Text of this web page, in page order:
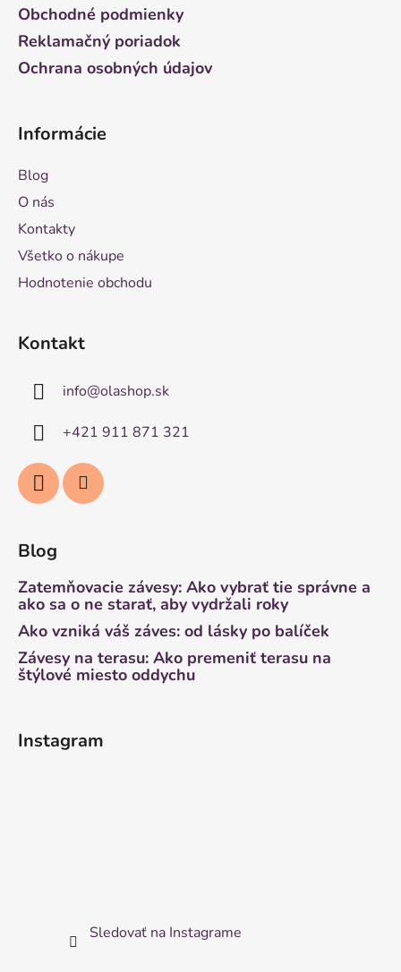
Obchodné podmienky
Reklamačný poriadok
Ochrana osobných údajov
Informácie
Blog
O nás
Kontakty
Všetko o nákupe
Hodnotenie obchodu
Kontakt
info@olashop.sk
+421 911 871 321
Blog
Zatemňovacie závesy: Ako vybrať tie správne a
ako sa o ne starať, aby vydržali roky
Ako vzniká váš záves: od lásky po balíček
Závesy na terasu: Ako premeniť terasu na
štýlové miesto oddychu
Instagram
Sledovať na Instagrame